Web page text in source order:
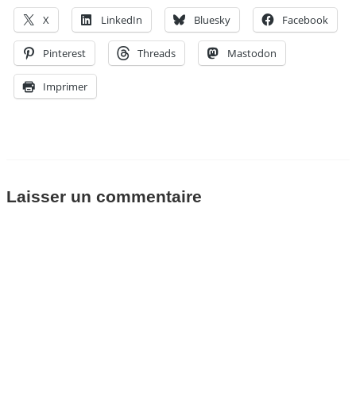
X LinkedIn Bluesky Facebook
Pinterest Threads Mastodon
Imprimer
Laisser un commentaire